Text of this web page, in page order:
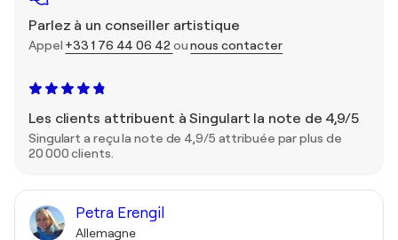
Parlez à un conseiller artistique
Appel +33 1 76 44 06 42ounous contacter
Les clients attribuent à Singulart la note de 4,9/5
Singulart a reçu la note de 4,9/5 attribuée par plus de
20 000 clients.
Petra Erengil
Allemagne